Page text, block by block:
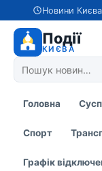
Новини
Події
КИЄВА
Головна
Спорт
Графік